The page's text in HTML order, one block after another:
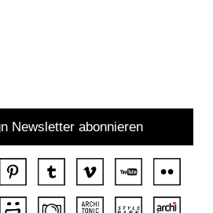
Newsletter abonnieren